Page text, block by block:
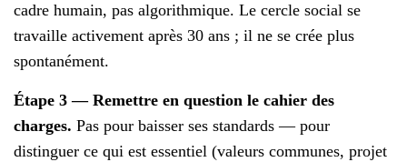
cadre humain, pas algorithmique. Le cercle social se
travaille activement après 30 ans ; il ne se crée plus
spontanément.
Étape 3 — Remettre en question le cahier des
charges. Pas pour baisser ses standards — pour
distinguer ce qui est essentiel (valeurs communes, projet